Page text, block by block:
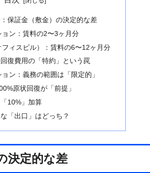
保証金（敷金）の決定的な差
ン：賃料の2〜3ヶ月分
フィスビル）：賃料の6〜12ヶ月分
復費用の「特約」という罠
ン：義務の範囲は「限定的」
原状回復が「前提」
10%」加算
「出口」はどっち？
決定的な差